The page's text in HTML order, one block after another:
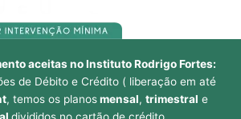
aceitas no Instituto Rodrigo Fortes:
de Débito e Crédito ( liberação em até
, temos os planosmensal, trimestral e